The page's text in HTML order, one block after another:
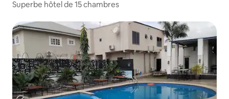
Superbe hôtel de 15 chambres